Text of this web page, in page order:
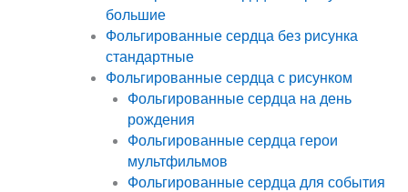
большие
Фольгированные сердца без рисунка
стандартные
Фольгированные сердца с рисунком
Фольгированные сердца на день
рождения
Фольгированные сердца герои
мультфильмов
Фольгированные сердца для события